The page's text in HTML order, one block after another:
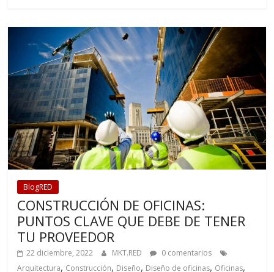
BlogRED
CONSTRUCCIÓN DE OFICINAS:
PUNTOS CLAVE QUE DEBE DE TENER
TU PROVEEDOR
22 diciembre, 2022 MKT.RED
0 comentarios
Arquitectura, Construcción, Diseño, Diseño de oficinas, Oficinas,